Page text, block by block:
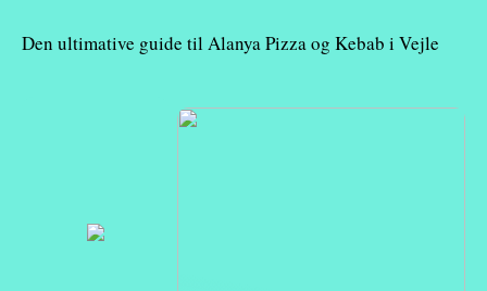
Den ultimative guide til Alanya Pizza og Kebab i Vejle